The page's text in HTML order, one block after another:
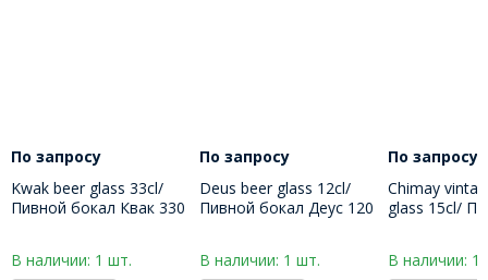
По запросу
Kwak beer glass 33cl/
Пивной бокал Квак 330
В наличии: 1 шт.
По запросу
Deus beer glass 12cl/
Пивной бокал Деус 120
В наличии: 1 шт.
По запросу
Chimay
glass 15cl/
В наличии: 1